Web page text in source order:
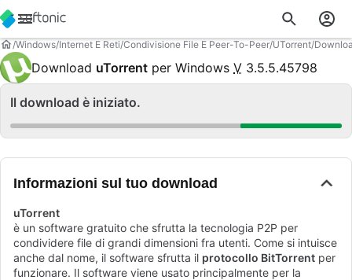
Windows Internet E Reti Condivisione File E Peer-To-Peer UTorrent
Download uTorrent per Windows V 3.5.5.45798
Il download è iniziato.
Informazioni sul tuo download
uTorrent
è un software gratuito che sfrutta la tecnologia P2P per
condividere file di grandi dimensioni fra utenti. Come si intuisce
anche dal nome, il software sfrutta il protocollo BitTorrent per
funzionare. Il software viene usato principalmente per la